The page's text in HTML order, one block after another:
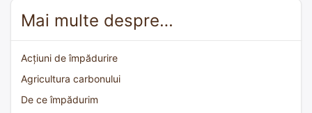
Mai multe despre…
Acțiuni de împădurire
Agricultura carbonului
De ce împădurim